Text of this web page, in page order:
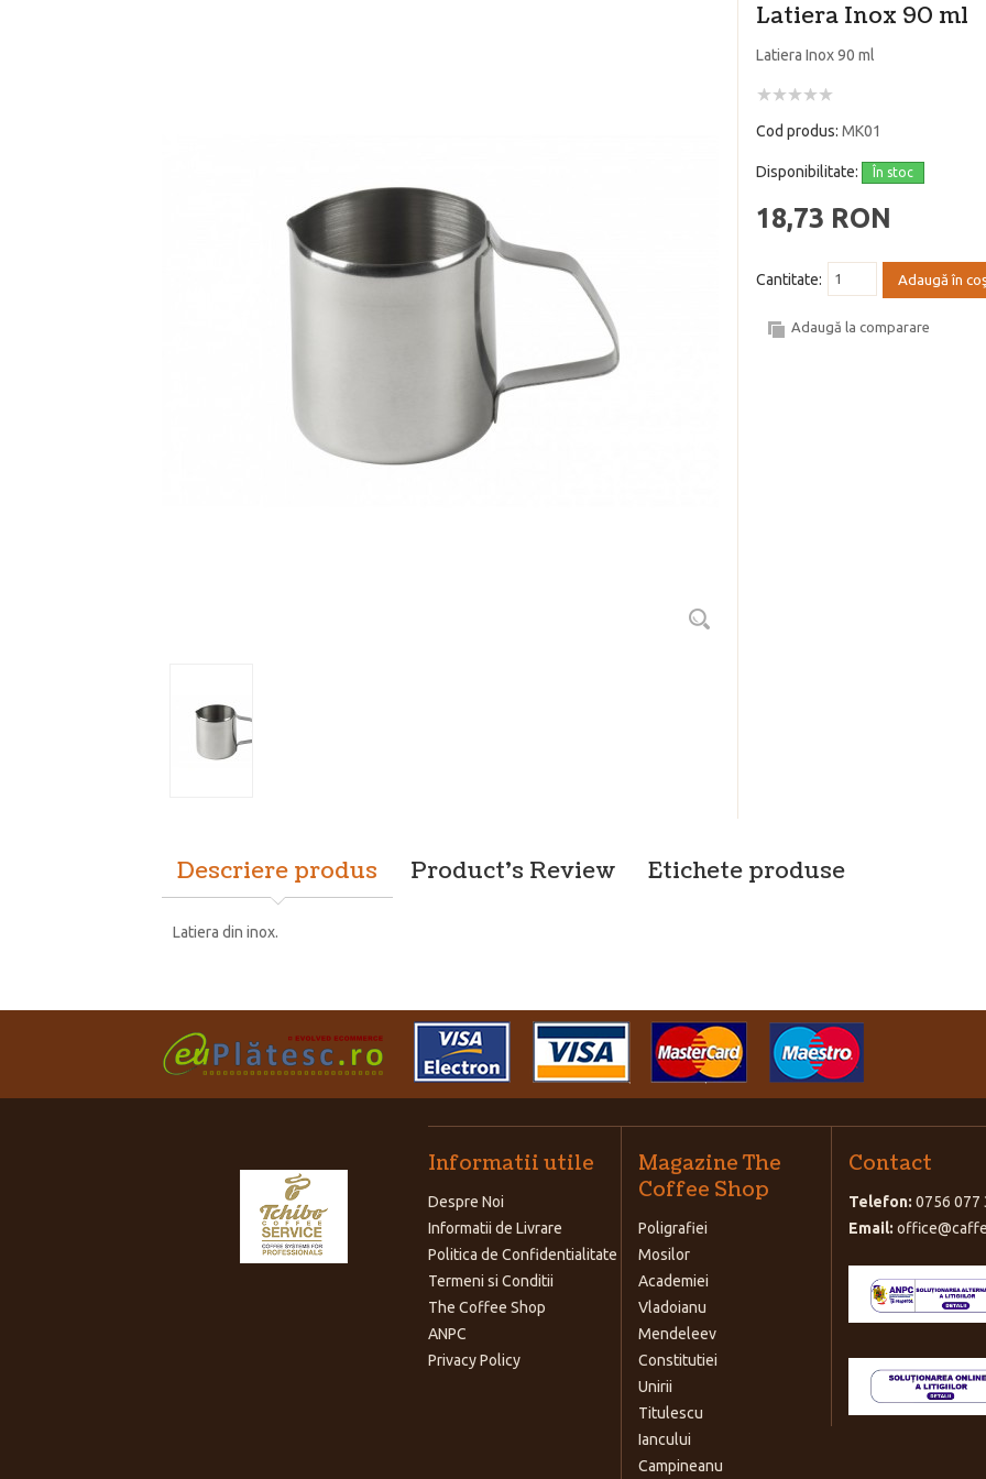
Latiera Inox 90 ml
Latiera Inox 90 ml
Cod produs: MK01
Disponibilitate: În stoc
18,73 RON
Cantitate: Adaugă în
Adaugă la comparare
Descriere produs Product's Review Etichete produse
Latiera din inox.
Informatii utile
Despre Noi
Informatii de Livrare
Politica de Confidentialitate
Termeni si Conditii
The Coffee Shop
ANPC
Privacy Policy
Magazine The
Coffee Shop
Poligrafiei
Mosilor
Academiei
Vladoianu
Mendeleev
Constitutiei
Unirii
Titulescu
Iancului
Campineanu
Contact
Telefon: 0756 077
Email: